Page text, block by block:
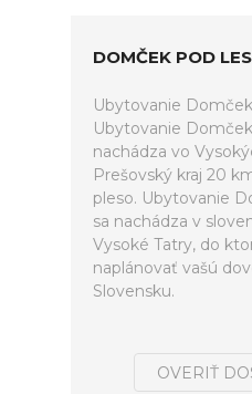
DOMČEK POD
Ubytovanie
Ubytovanie
nachádza vo
Prešovský kraj 20
pleso. Ubytovanie
sa nachádza v
Vysoké Tatry, do
naplánovať vašú
Slovensku.
OVERIŤ